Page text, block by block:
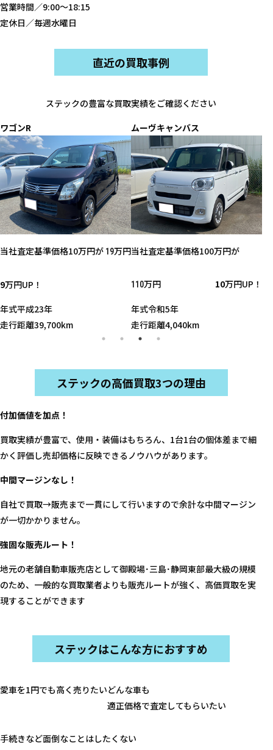
営業時間／9:00～18:15
定休日／毎週水曜日
直近の買取事例
ステックの豊富な買取実績をご確認ください
ワゴンR
当社査定基準価格10万円が 19万円
9万円UP！
年式平成23年
走行距離39,700km
ムーヴキャンバス
当社査定基準価格100万円が
110万円 10万円UP！
年式令和5年
走行距離4,040km
ステックの高価買取3つの理由
付加価値を加点！
買取実績が豊富で、使用・装備はもちろん、1台1台の個体差まで細
かく評価し売却価格に反映できるノウハウがあります。
中間マージンなし！
自社で買取→販売まで一貫にして行いますので余計な中間マージン
が一切かかりません。
強固な販売ルート！
地元の老舗自動車販売店として御殿場･三島･静岡東部最大級の規模
のため、一般的な買取業者よりも販売ルートが強く、高価買取を実
現することができます
ステックはこんな方におすすめ
愛車を1円でも高く売りたいどんな車も
適正価格で査定してもらいたい
手続きなど面倒なことはしたくない